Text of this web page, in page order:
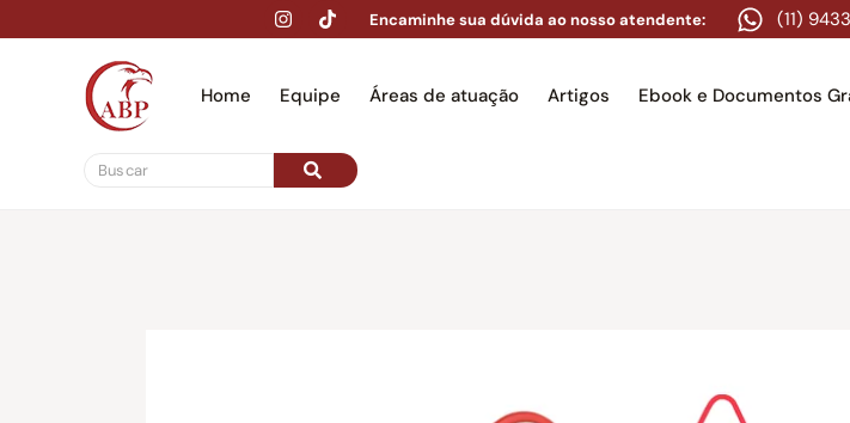
Encaminhe sua dúvida ao nosso atendente: (11)
Home Equipe Áreas de atuação Artigos Ebook e Documentos